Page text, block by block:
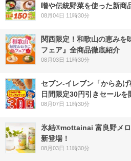
噌や伝統野菜を使った新商
08月04日 11時30分
関西限定！和歌山の恵みを
フェア』全商品徹底紹介
08月03日 11時30分
セブン‐イレブン「からあ
日間限定30円引きセールを
08月07日 11時30分
氷結®mottainai 富良野メ
新登場！
08月03日 11時30分